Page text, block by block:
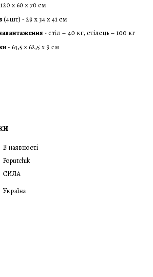
х 60 х 70 см
(4шт) - 29 х 34 х 41 см
- стіл – 40 кг, стілець – 100 кг
- 63,5 х 62,5 х 9 см
В наявності
Poputchik
СИЛА
Україна